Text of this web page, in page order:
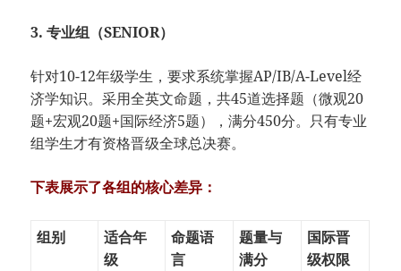
3. 专业组（SENIOR）
针对10-12年级学生，要求系统掌握AP/IB/A-Level经
济学知识。采用全英文命题，共45道选择题（微观20
题+宏观20题+国际经济5题），满分450分。只有专业
组学生才有资格晋级全球总决赛。
下表展示了各组的核心差异：
组别
适合年
级
命题语
言
题量与
满分
国际晋
级权限